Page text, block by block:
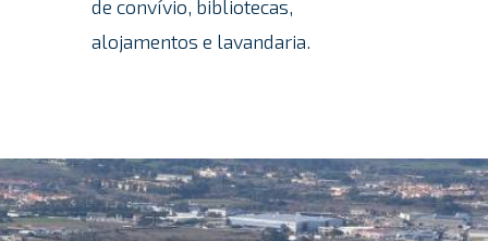
de convívio, bibliotecas,
alojamentos e lavandaria.